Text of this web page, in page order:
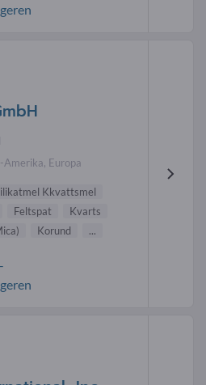
Europa
Kkvattsmel
Feltspat
Kvarts
Korund ...